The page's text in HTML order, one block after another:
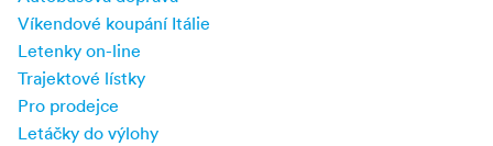
Víkendové koupání Itálie
Letenky on-line
Trajektové lístky
Pro prodejce
Letáčky do výlohy